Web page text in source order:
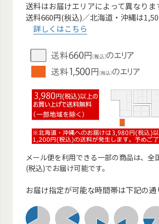
送料はお届けエリアによって異なりま
送料660円(税込)／北海道・沖縄は
詳しくはこちら
メール便を利用できる一部の商品は、全
(税込)でお届け可能です。
お届け指定が可能な時間帯は下記の通